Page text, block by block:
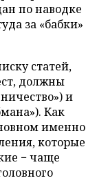
по наводке
за «бабки»
статей,
должны
и
Как
именно
которые
− чаще